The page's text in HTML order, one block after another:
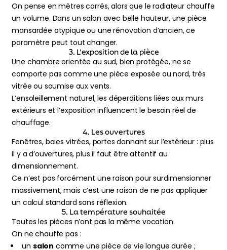
On pense en mètres carrés, alors que le radiateur chauffe
un volume. Dans un salon avec belle hauteur, une pièce
mansardée atypique ou une rénovation d’ancien, ce
paramètre peut tout changer.
3. L'exposition de la pièce
Une chambre orientée au sud, bien protégée, ne se
comporte pas comme une pièce exposée au nord, très
vitrée ou soumise aux vents.
L’ensoleillement naturel, les déperditions liées aux murs
extérieurs et l’exposition influencent le besoin réel de
chauffage.
4. Les ouvertures
Fenêtres, baies vitrées, portes donnant sur l’extérieur : plus
il y a d’ouvertures, plus il faut être attentif au
dimensionnement.
Ce n’est pas forcément une raison pour surdimensionner
massivement, mais c’est une raison de ne pas appliquer
un calcul standard sans réflexion.
5. La température souhaitée
Toutes les pièces n’ont pas la même vocation.
On ne chauffe pas :
un salon comme une pièce de vie longue durée ;